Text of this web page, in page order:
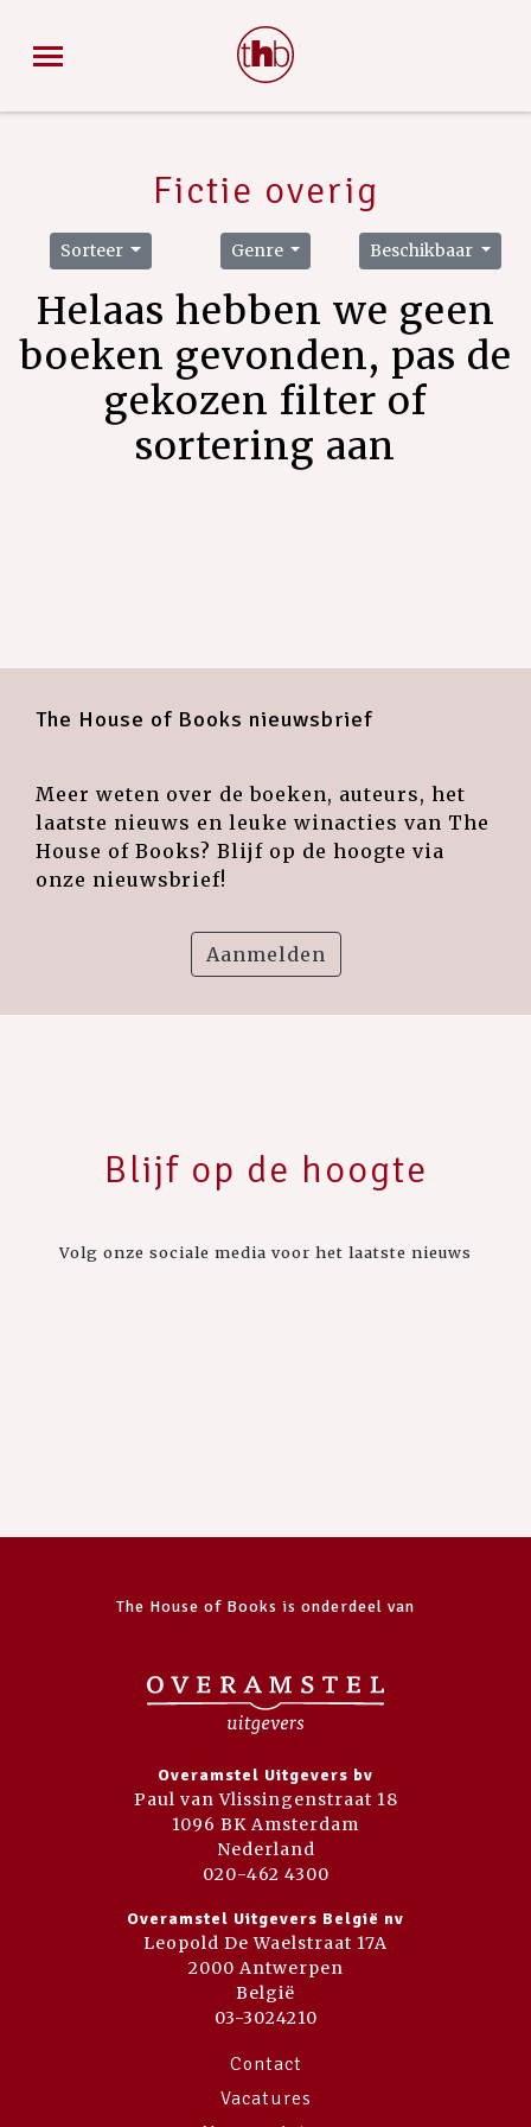
Fictie overig
Sorteer Genre Beschikbaar
Helaas hebben we geen
boeken gevonden, pas de
gekozen filter of
sortering aan
The House of Books nieuwsbrief
Meer weten over de boeken, auteurs, het
laatste nieuws en leuke winacties van The
House of Books? Blijf op de hoogte via
onze nieuwsbrief!
Aanmelden
Blijf op de hoogte
Volg onze sociale media voor het laatste nieuws
The House of Books is onderdeel van
Overamstel Uitgevers bv
Paul van Vlissingenstraat 18
1096 BK Amsterdam
Nederland
020-462 4300
Overamstel Uitgevers België nv
Leopold De Waelstraat 17A
2000 Antwerpen
België
03-3024210
Contact
Vacatures